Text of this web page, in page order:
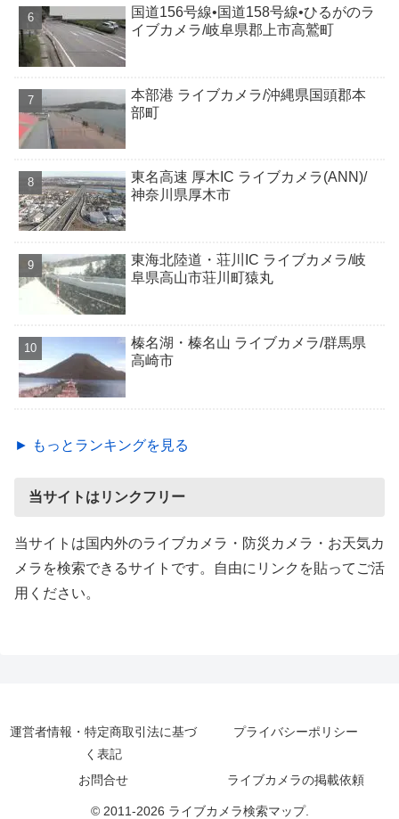
国道156号線•国道158号線•ひるがのラ
イブカメラ/岐阜県郡上市高鷲町
本部港 ライブカメラ/沖縄県国頭郡本
部町
東名高速 厚木IC ライブカメラ(ANN)/
神奈川県厚木市
東海北陸道・荘川IC ライブカメラ/岐
阜県高山市荘川町猿丸
榛名湖・榛名山 ライブカメラ/群馬県
高崎市
► もっとランキングを見る
当サイトはリンクフリー
当サイトは国内外のライブカメラ・防災カメラ・お天気カ
メラを検索できるサイトです。自由にリンクを貼ってご活
用ください。
運営者情報・特定商取引法に基づ
く表記
プライバシーポリシー
お問合せ ライブカメラの掲載依頼
© 2011-2026 ライブカメラ検索マップ.